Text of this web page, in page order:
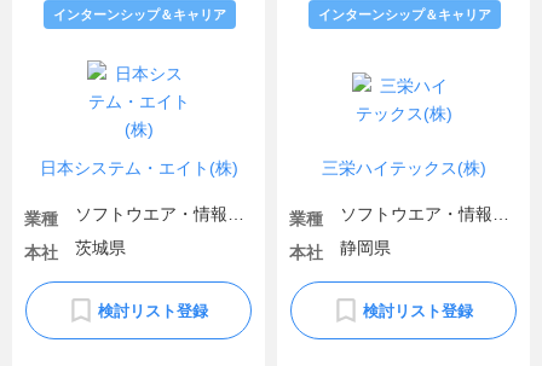
日本システム・エイト(株)
インターンシップ＆キャリア
業種
本社
茨城県
検討リスト登録
三栄ハイテックス(株)
インターンシップ＆キャリア
業種
本社
静岡県
検討リスト登録